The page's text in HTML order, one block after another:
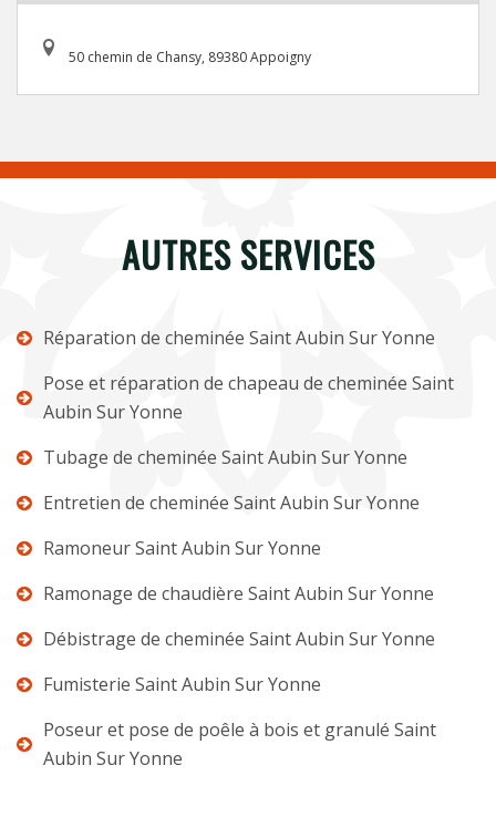
50 chemin de Chansy, 89380 Appoigny
AUTRES SERVICES
Réparation de cheminée Saint Aubin Sur Yonne
Pose et réparation de chapeau de cheminée Saint
Aubin Sur Yonne
Tubage de cheminée Saint Aubin Sur Yonne
Entretien de cheminée Saint Aubin Sur Yonne
Ramoneur Saint Aubin Sur Yonne
Ramonage de chaudière Saint Aubin Sur Yonne
Débistrage de cheminée Saint Aubin Sur Yonne
Fumisterie Saint Aubin Sur Yonne
Poseur et pose de poêle à bois et granulé Saint
Aubin Sur Yonne